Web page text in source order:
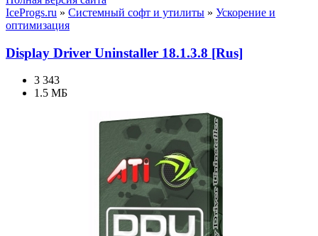
IceProgs.ru » Системный софт и утилиты » Ускорение и
оптимизация
Display Driver Uninstaller 18.1.3.8 [Rus]
3 343
1.5 МБ